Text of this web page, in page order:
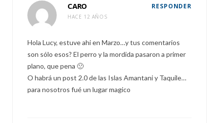
CARO
HACE 12 AÑOS
RESPONDER
Hola Lucy, estuve ahi en Marzo…y tus comentarios
son sólo esos? El perro y la mordida pasaron a primer
plano, que pena 🙁
O habrá un post 2.0 de las Islas Amantani y Taquile…
para nosotros fué un lugar magico